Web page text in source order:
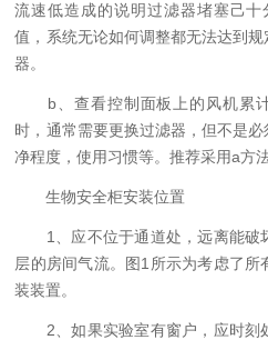
流速低造成的说明过滤器堵塞己
值，系统无论如何调整都无法达到
器。
b、查看控制面板上的风机累计
时，通常需要更换过滤器，但不是必
净程度，使用习惯等。推荐采用a方
生物安全柜安装位置
1、应不位于通道处，远离能破
层的房间气流。图1所示为考虑了
装装置。
2、如果实验室有窗户，应时刻